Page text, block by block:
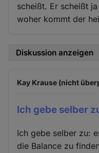
scheißt. Er scheißt
woher kommt der
Diskussion anzeigen
Kay Krause (nicht
Ich gebe selber
Ich gebe selber zu:
die Balance zu